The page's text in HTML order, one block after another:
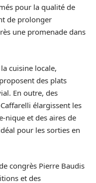
pour la qualité de
de prolonger
une promenade dans
cuisine locale,
des plats
En outre, des
élargissent les
nique et des aires de
pour les sorties en
congrès Pierre Baudis
et des